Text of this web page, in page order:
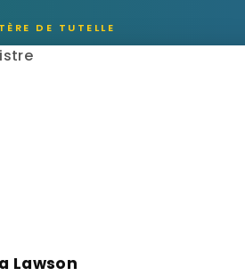
DE TUTELLE
Lawson